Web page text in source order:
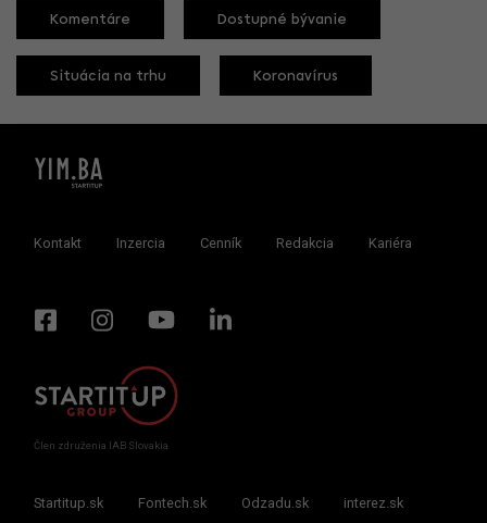
Komentáre Dostupné bývanie
Situácia na trhu Koronavírus
Kontakt Inzercia Cenník Redakcia Kariéra
Člen združenia IAB Slovakia
Startitup.sk Fontech.sk Odzadu.sk interez.sk